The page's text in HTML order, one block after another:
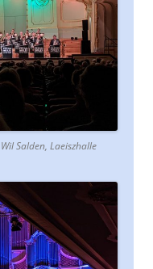
Salden, Laeiszhalle